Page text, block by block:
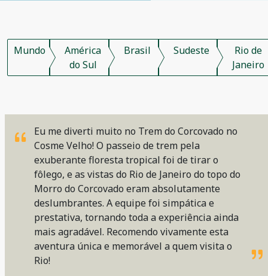
Mundo
América
do Sul
Brasil Sudeste
Rio de
Janeiro
Eu me diverti muito no Trem do Corcovado no
Cosme Velho! O passeio de trem pela
exuberante floresta tropical foi de tirar o
fôlego, e as vistas do Rio de Janeiro do topo do
Morro do Corcovado eram absolutamente
deslumbrantes. A equipe foi simpática e
prestativa, tornando toda a experiência ainda
mais agradável. Recomendo vivamente esta
aventura única e memorável a quem visita o
Rio!